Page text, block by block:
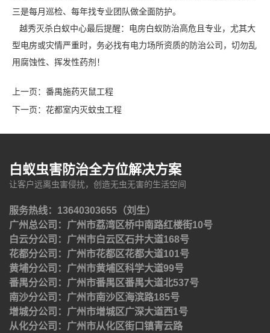
三是每月巡检、每年找专业团队做全面防护。
越秀灭杀白蚁中心最后提醒：电房白蚁防治高危且专业，尤其大
型电房或灾情严重时，务必找有电力场所资质的防治公司，切勿乱
用腐蚀性、挥发性药剂！
上一页： 番禺施药灭鼠工程
下一页： 花都室内灭蚊虫工程
白蚁虫害防治全方位解决方案
让客户远离虫害侵扰，创造无虫无害的生活空间
服务热线：13640303655（刘生）
广州总公司：广州市荔湾区桥中南路红楼街10号
白云分公司：广州市白云区石井大道168号
花都分公司：广州市花都区花都大道101号
黄埔分公司：广州市黄埔区科学大道99号
番禺分公司：广州市番禺区番禺大道北537号
南沙分公司：广州市南沙区海滨路185号
增城分公司：广州市增城区广深大道西1号
从化分公司：广州市从化区街口镇青云路